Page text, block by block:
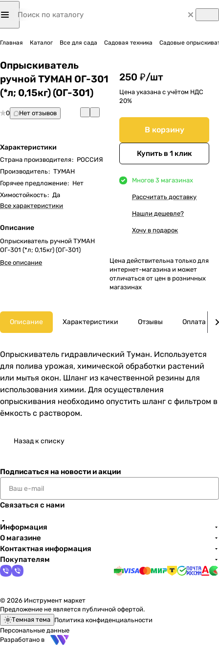
Главная Каталог Все для сада Садовая техника Садовые
Опрыскиватель
ручной ТУМАН ОГ-301
(*л; 0,15кг) (ОГ-301)
0 Нет отзывов
Характеристики
Страна производителя: РОССИЯ
Производитель: ТУМАН
Горячее предложение: Нет
Химостойкость: Да
Все характеристики
Описание
Опрыскиватель ручной ТУМАН
ОГ-301 (*л; 0,15кг) (ОГ-301)
Все описание
250 ₽/шт
Цена указана с учётом НДС
20%
В корзину
Купить в 1 клик
Многов 3 магазинах
Рассчитать доставку
Нашли дешевле?
Хочу в подарок
Цена действительна только для
интернет-магазина и может
отличаться от цен в розничных
магазинах
Описание Характеристики Отзывы Оплата
Опрыскиватель гидравлический Туман. Используется
для полива урожая, химической обработки растений
или мытья окон. Шланг из качественной резины для
использования химии. Для осуществления
опрыскивания необходимо опустить шланг с фильтром в
ёмкость с раствором.
Назад к списку
Подписаться на новости и акции
Связаться с нами
Информация
О магазине
Контактная информация
Покупателям
© 2026 Инструмент маркет
Предложение не является публичной офертой.
Темная тема Политика конфиденциальности
Персональные данные
Разработано в